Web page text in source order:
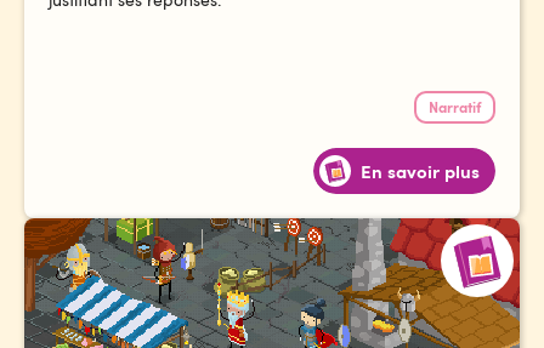
Narratif
En savoir plus